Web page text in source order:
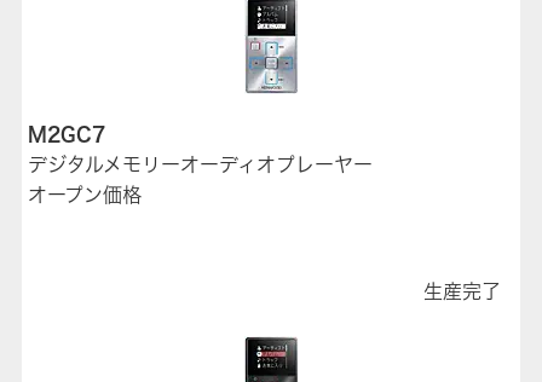
M2GC7
デジタルメモリーオーディオプレーヤー
オープン価格
生産完了